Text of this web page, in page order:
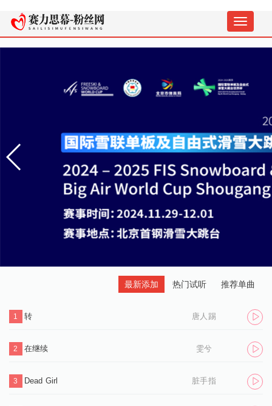
切
换
最新添加 热门试听 推荐单曲
1 转 唐人踢
2 在继续 雯兮
3 Dead Girl 脏手指